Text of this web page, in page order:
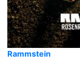
Rammstein